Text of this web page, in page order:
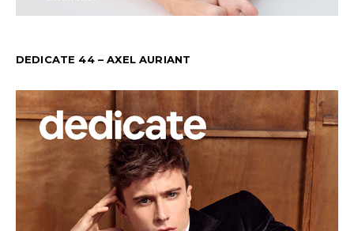
DEDICATE 44 – AXEL AURIANT